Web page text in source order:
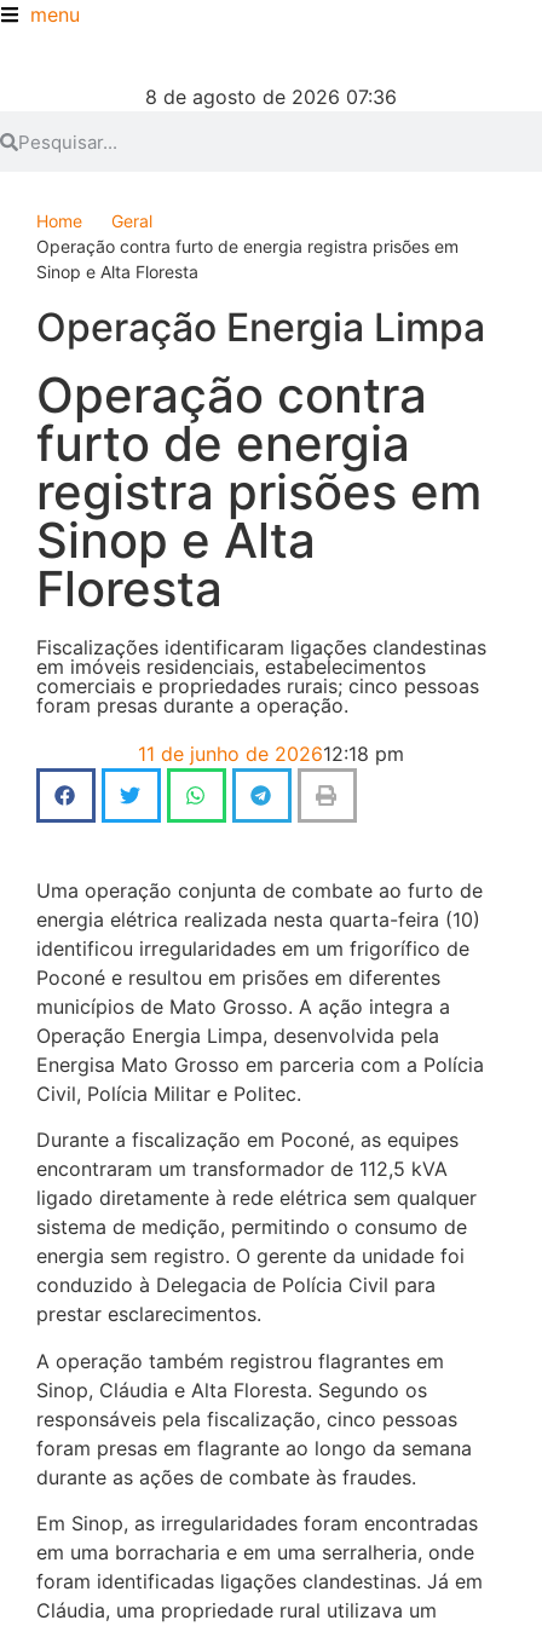
menu
8 de agosto de 2026 07:36
Home
Geral
Operação contra furto de energia registra prisões em
Sinop e Alta Floresta
Operação Energia Limpa
Operação contra
furto de energia
registra prisões em
Sinop e Alta
Floresta
Fiscalizações identificaram ligações clandestinas
em imóveis residenciais, estabelecimentos
comerciais e propriedades rurais; cinco pessoas
foram presas durante a operação.
11 de junho de 202612:18 pm
Uma operação conjunta de combate ao furto de
energia elétrica realizada nesta quarta-feira (10)
identificou irregularidades em um frigorífico de
Poconé e resultou em prisões em diferentes
municípios de Mato Grosso. A ação integra a
Operação Energia Limpa, desenvolvida pela
Energisa Mato Grosso em parceria com a Polícia
Civil, Polícia Militar e Politec.
Durante a fiscalização em Poconé, as equipes
encontraram um transformador de 112,5 kVA
ligado diretamente à rede elétrica sem qualquer
sistema de medição, permitindo o consumo de
energia sem registro. O gerente da unidade foi
conduzido à Delegacia de Polícia Civil para
prestar esclarecimentos.
A operação também registrou flagrantes em
Sinop, Cláudia e Alta Floresta. Segundo os
responsáveis pela fiscalização, cinco pessoas
foram presas em flagrante ao longo da semana
durante as ações de combate às fraudes.
Em Sinop, as irregularidades foram encontradas
em uma borracharia e em uma serralheria, onde
foram identificadas ligações clandestinas. Já em
Cláudia, uma propriedade rural utilizava um